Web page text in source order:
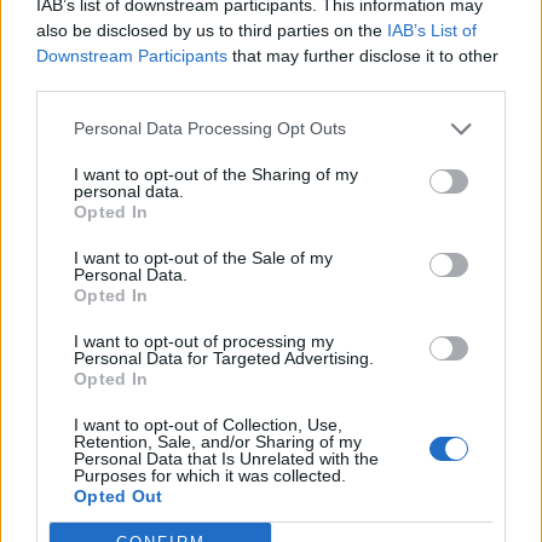
IAB’s list of downstream participants. This information may
also be disclosed by us to third parties on the IAB’s List of
Downstream Participants that may further disclose it to other
Personal Data Processing Opt Outs
I want to opt-out of the Sharing of my
personal data.
Opted In
I want to opt-out of the Sale of my
Personal Data.
Opted In
I want to opt-out of processing my
Personal Data for Targeted Advertising.
Opted In
I want to opt-out of Collection, Use,
Retention, Sale, and/or Sharing of my
Personal Data that Is Unrelated with the
Purposes for which it was collected.
Opted Out
Svetujemo, da pri uporabi plačilnih kartic na
bančnih avtomatih upoštevate osnovna pravila za
varno poslovanje s karticami.
ste pozorni na sumljive osebe v bližini,
pregledate bankomat, preden ga uporabite
prekrijete vtipkano PIN številko,
uporabljate SMS obveščanje o opravljenih
transakcijah.